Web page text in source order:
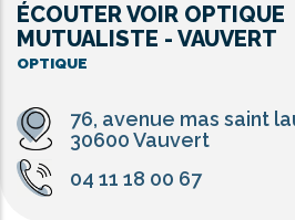
ÉCOUTER VOIR OPTIQUE
MUTUALISTE - VAUVERT
OPTIQUE
76, avenue mas saint
30600 Vauvert
04 11 18 00 67